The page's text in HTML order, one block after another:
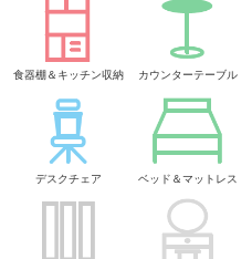
食器棚＆キッチン収納 カウンターテーブル
デスクチェア ベッド＆マットレス